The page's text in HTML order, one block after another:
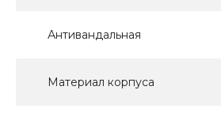
Антивандальная
Материал корпуса